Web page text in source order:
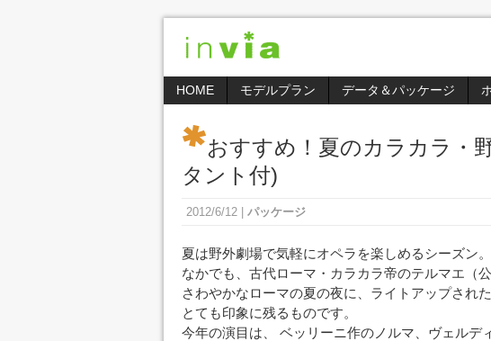
HOME
モデルプラン データ＆パッケージ
おすすめ！夏のカラカラ・
タント付)
2012/6/12 パッケージ
夏は野外劇場で気軽にオペラを楽しめるシーズン。
なかでも、古代ローマ・カラカラ帝のテルマエ（
さわやかなローマの夏の夜に、ライトアップされ
とても印象に残るものです。
今年の演目は、 ベッリーニ作のノルマ、ヴェルデ